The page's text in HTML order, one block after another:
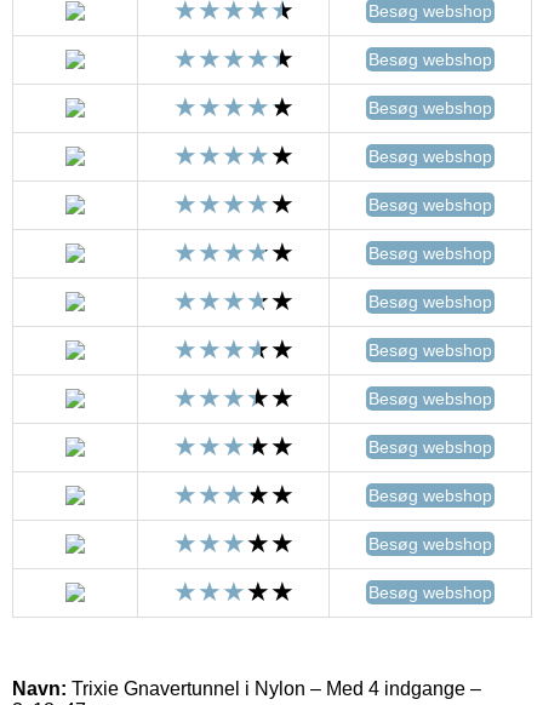
Besøg webshop
Besøg webshop
Besøg webshop
Besøg webshop
Besøg webshop
Besøg webshop
Besøg webshop
Besøg webshop
Besøg webshop
Besøg webshop
Besøg webshop
Besøg webshop
Besøg webshop
Navn: Trixie Gnavertunnel i Nylon – Med 4 indgange –